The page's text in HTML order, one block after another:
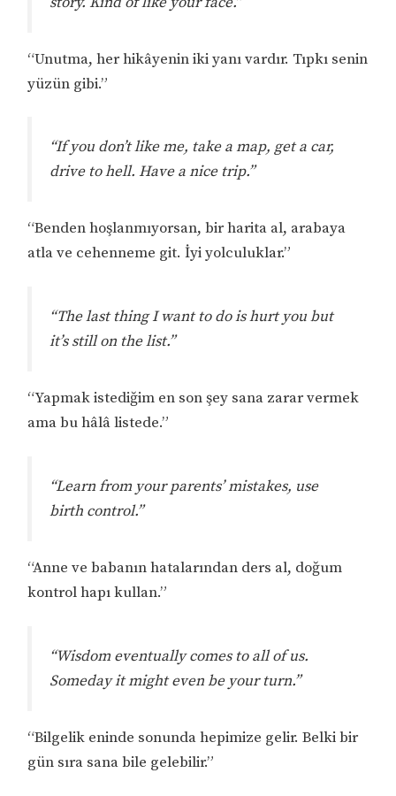
“Unutma, her hikâyenin iki yanı vardır. Tıpkı senin
yüzün gibi.”
“If you don’t like me, take a map, get a car,
drive to hell. Have a nice trip.”
“Benden hoşlanmıyorsan, bir harita al, arabaya
atla ve cehenneme git. İyi yolculuklar.”
“The last thing I want to do is hurt you but
it’s still on the list.”
“Yapmak istediğim en son şey sana zarar vermek
ama bu hâlâ listede.”
“Learn from your parents’ mistakes, use
birth control.”
“Anne ve babanın hatalarından ders al, doğum
kontrol hapı kullan.”
“Wisdom eventually comes to all of us.
Someday it might even be your turn.”
“Bilgelik eninde sonunda hepimize gelir. Belki bir
gün sıra sana bile gelebilir.”